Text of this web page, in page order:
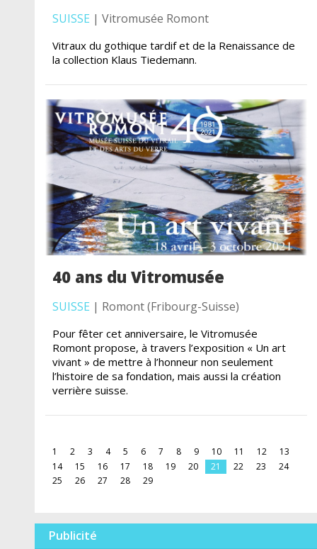
SUISSE | Vitromusée Romont
Vitraux du gothique tardif et de la Renaissance de
la collection Klaus Tiedemann.
40 ans du Vitromusée
SUISSE | Romont (Fribourg-Suisse)
Pour fêter cet anniversaire, le Vitromusée
Romont propose, à travers l’exposition « Un art
vivant » de mettre à l’honneur non seulement
l’histoire de sa fondation, mais aussi la création
verrière suisse.
1 2 3 4 5 6 7 8 9 10 11 12
13
14
15 16 17 18 19 20 21 22 23
24
25
26 27 28 29
Publicité